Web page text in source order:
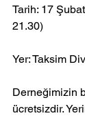
Tarih: 17
21.30)
Yer: Taksim
Derneğimizin
ücretsizdir.